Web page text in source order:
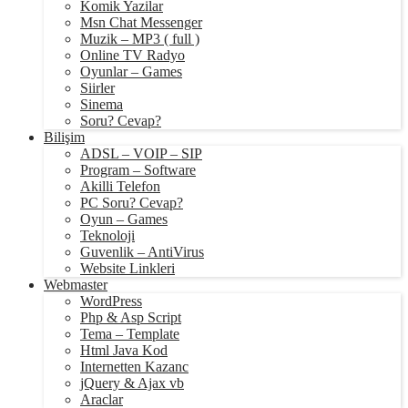
Komik Yazilar
Msn Chat Messenger
Muzik – MP3 ( full )
Online TV Radyo
Oyunlar – Games
Siirler
Sinema
Soru? Cevap?
Bilişim
ADSL – VOIP – SIP
Program – Software
Akilli Telefon
PC Soru? Cevap?
Oyun – Games
Teknoloji
Guvenlik – AntiVirus
Website Linkleri
Webmaster
WordPress
Php & Asp Script
Tema – Template
Html Java Kod
Internetten Kazanc
jQuery & Ajax vb
Araclar